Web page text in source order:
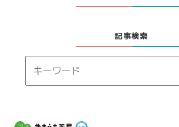
記事検索